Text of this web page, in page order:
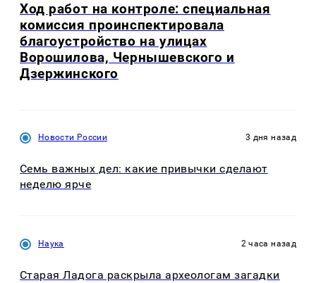
Ход работ на контроле: специальная
комиссия проинспектировала
благоустройство на улицах
Ворошилова, Чернышевского и
Дзержинского
Новости России 3 дня назад
Семь важных дел: какие привычки сделают
неделю ярче
Наука 2 часа назад
Старая Ладога раскрыла археологам загадки